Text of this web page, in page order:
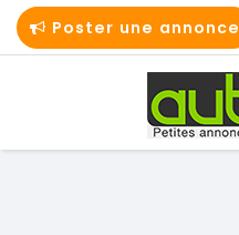
Poster une annonce